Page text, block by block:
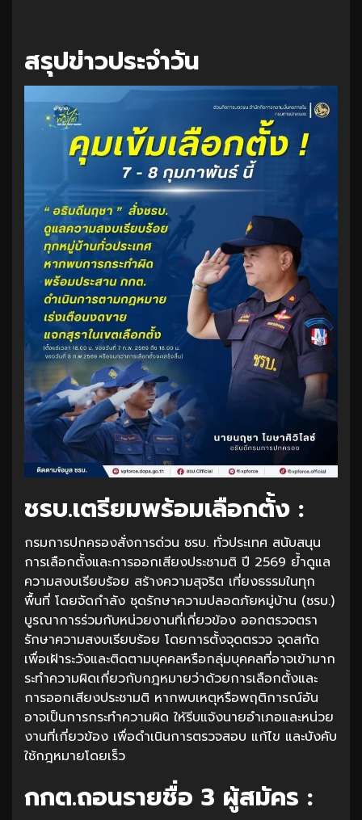
สรุปข่าวประจำวัน
ชรบ.เตรียมพร้อมเลือกตั้ง :
กรมการปกครองสั่งการด่วน ชรบ. ทั่วประเทศ สนับสนุน
การเลือกตั้งและการออกเสียงประชามติ ปี 2569 ย้ำดูแล
ความสงบเรียบร้อย สร้างความสุจริต เที่ยงธรรมในทุก
พื้นที่ โดยจัดกำลัง ชุดรักษาความปลอดภัยหมู่บ้าน (ชรบ.)
บูรณาการร่วมกับหน่วยงานที่เกี่ยวข้อง ออกตรวจตรา
รักษาความสงบเรียบร้อย โดยการตั้งจุดตรวจ จุดสกัด
เพื่อเฝ้าระวังและติดตามบุคคลหรือกลุ่มบุคคลที่อาจเข้ามาก
ระทำความผิดเกี่ยวกับกฎหมายว่าด้วยการเลือกตั้งและ
การออกเสียงประชามติ หากพบเหตุหรือพฤติการณ์อัน
อาจเป็นการกระทำความผิด ให้รีบแจ้งนายอำเภอและหน่วย
งานที่เกี่ยวข้อง เพื่อดำเนินการตรวจสอบ แก้ไข และบังคับ
ใช้กฎหมายโดยเร็ว
กกต.ถอนรายชื่อ 3 ผู้สมัคร :